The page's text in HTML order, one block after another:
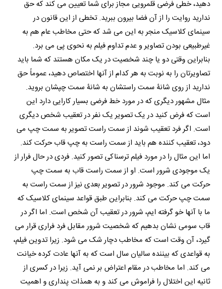
دهید، خطی فرضی قلمرویی مجاز برای شما تعیین می کند که حق
ندارید روایت را از آن فضا بیرون ببرید. تخطی از این قانون در
سینمای کلاسیک منجر به این می شد که حتی مخاطب عام هم به
غیرطبیعی بودن تصاویر و عدم تداوم فیلم به نحوی پی می برد.
بنابراین وقتی دو یا چند شخصیت در یک مکان هستند که شما باید
تصاویرتان را به نوبت به هر کدام از آنها اختصاص دهید، عموماً حق
ندارید از روی شانۀ سمت راستشان به شانۀ سمت چپشان بروید.
مثال مشهور دیگری که در مورد خط فرضی بسیار کارایی دارد این
است که فرض کنید در یک تصویر یک نفر در تعقیب شخص دیگری
است. اگر فرد تعقیب شوند از سمت راست تصویر به سمت چپ می
دود، تعقیب کننده هم باید از سمت راست به چپ قاب حرکت کند.
اما این مثال را در مورد فیلم ترسناکی تصور کنید. فردی در حال فرار از
یک موجودی شرور است. او از سمت راست قاب به سمت چپ
حرکت می کند. موجود شرور در تصویر بعدی نیز از سمت راست به
سمت چپ حرکت می کند. بنابراین طبق قواعد سینمای کلاسیک که
ما با آنها خو گرفته ایم، شرور در تعقیب آن شخص است. اما اگر در
قاب سومی نشان بدهیم که شخصیت شرور مقابل فرد فراری قرار می
گیرد، آن وقت است که مخاطب دچار شک می شود. زیرا تدوین فیلم،
به قواعدی که بیننده سالیان سال است که به آنها عادت کرده خیانت
می کند. اما مخاطب در مقام اعتراض بر نمی آید. زیرا در کسری از
ثانیه این اختلال را فراموش می کند و به همذات پنداری و اهمیت